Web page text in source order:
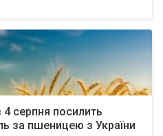
серпня посилить
за пшеницею з України